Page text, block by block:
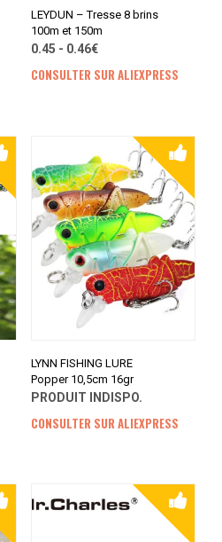
LEYDUN – Tresse 8 brins
100m et 150m
0.45 - 0.46€
CONSULTER SUR ALIEXPRESS
LYNN FISHING LURE
Popper 10,5cm 16gr
PRODUIT INDISPO.
CONSULTER SUR ALIEXPRESS